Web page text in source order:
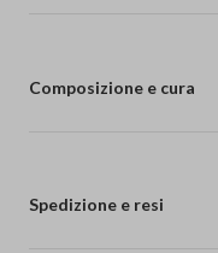
Composizione e cura
Spedizione e resi